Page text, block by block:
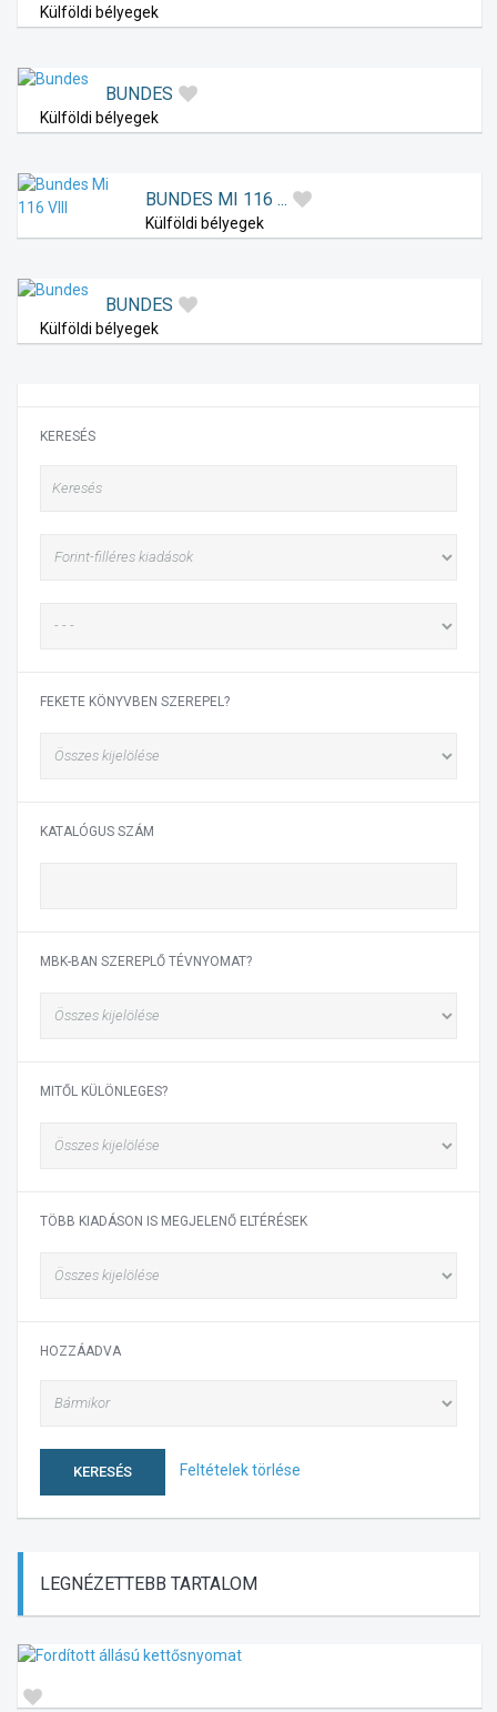
Külföldi bélyegek
BUNDES
Külföldi bélyegek
BUNDES MI 116 ...
Külföldi bélyegek
BUNDES
Külföldi bélyegek
KERESÉS
FEKETE KÖNYVBEN SZEREPEL?
KATALÓGUS SZÁM
MBK-BAN SZEREPLŐ TÉVNYOMAT?
MITŐL KÜLÖNLEGES?
TÖBB KIADÁSON IS MEGJELENŐ ELTÉRÉSEK
HOZZÁADVA
KERESÉS Feltételek törlése
LEGNÉZETTEBB TARTALOM